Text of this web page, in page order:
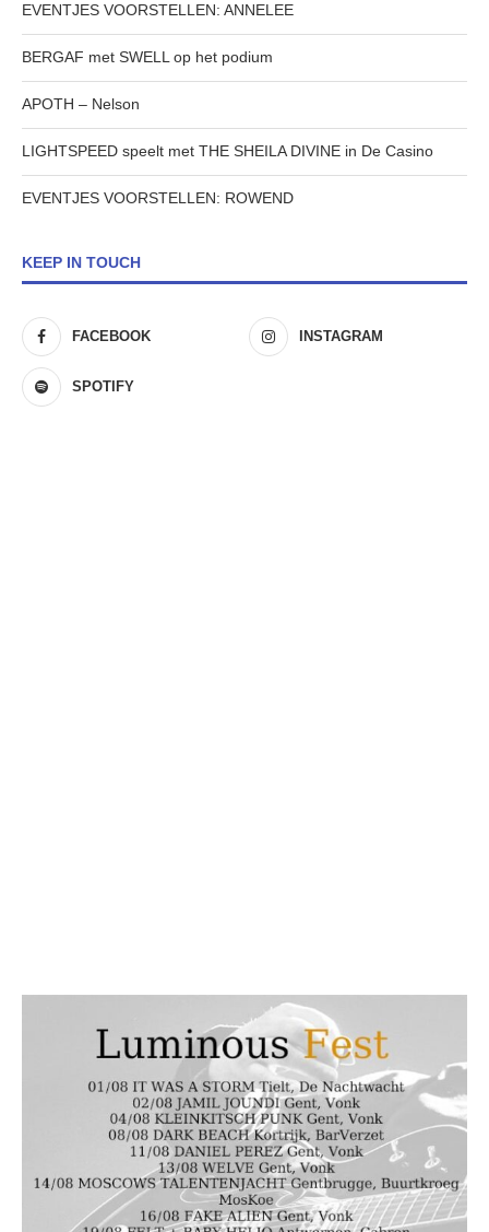
EVENTJES VOORSTELLEN: ANNELEE
BERGAF met SWELL op het podium
APOTH – Nelson
LIGHTSPEED speelt met THE SHEILA DIVINE in De Casino
EVENTJES VOORSTELLEN: ROWEND
KEEP IN TOUCH
FACEBOOK INSTAGRAM
SPOTIFY